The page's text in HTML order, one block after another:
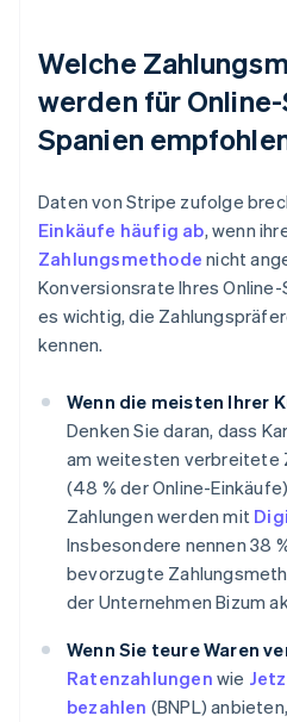
Welche
werden für
Spanien
Daten von Stripe zufolge
Einkäufe häufig ab, wenn
Zahlungsmethode nicht
Konversionsrate Ihres
es wichtig, die
kennen.
Wenn die meisten Ihrer
Denken Sie daran, dass
am weitesten verbreitete
(48 % der Online-
Zahlungen werden mit
Insbesondere nennen 38
bevorzugte
der Unternehmen Bizum
Wenn Sie teure Waren
Ratenzahlungen wie
bezahlen (BNPL)